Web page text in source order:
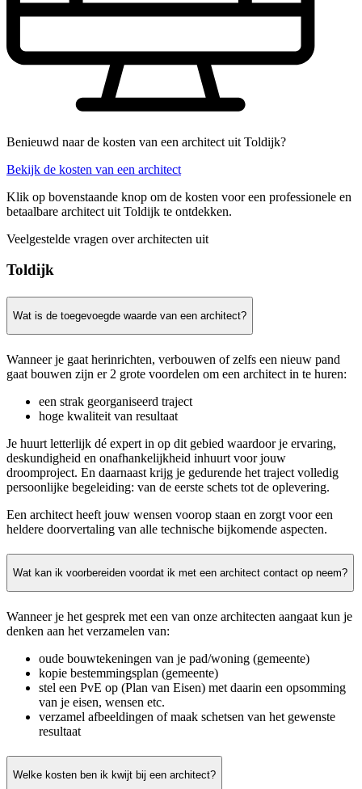
Benieuwd naar de kosten van een architect uit Toldijk?
Bekijk de kosten van een architect
Klik op bovenstaande knop om de kosten voor een professionele en
betaalbare architect uit Toldijk te ontdekken.
Veelgestelde vragen over architecten uit
Toldijk
Wat is de toegevoegde waarde van een architect?
Wanneer je gaat herinrichten, verbouwen of zelfs een nieuw pand
gaat bouwen zijn er 2 grote voordelen om een architect in te huren:
een strak georganiseerd traject
hoge kwaliteit van resultaat
Je huurt letterlijk dé expert in op dit gebied waardoor je ervaring,
deskundigheid en onafhankelijkheid inhuurt voor jouw
droomproject. En daarnaast krijg je gedurende het traject volledig
persoonlijke begeleiding: van de eerste schets tot de oplevering.
Een architect heeft jouw wensen voorop staan en zorgt voor een
heldere doorvertaling van alle technische bijkomende aspecten.
Wat kan ik voorbereiden voordat ik met een architect contact op neem?
Wanneer je het gesprek met een van onze architecten aangaat kun je
denken aan het verzamelen van:
oude bouwtekeningen van je pad/woning (gemeente)
kopie bestemmingsplan (gemeente)
stel een PvE op (Plan van Eisen) met daarin een opsomming
van je eisen, wensen etc.
verzamel afbeeldingen of maak schetsen van het gewenste
resultaat
Welke kosten ben ik kwijt bij een architect?